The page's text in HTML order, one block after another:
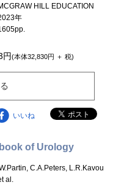
HILL EDUCATION
年
円(本体32,830円 ＋ 税)
いいね
of Urology
C.A.Peters, L.R.Kavou
al.